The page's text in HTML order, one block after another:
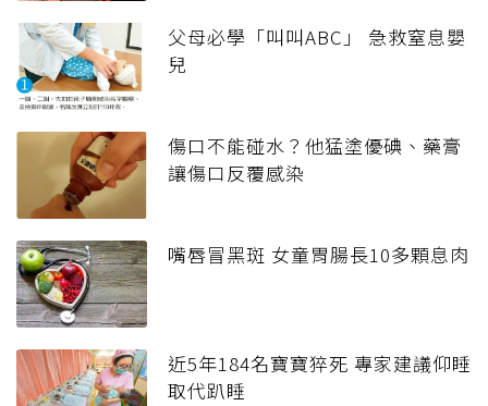
父母必學「叫叫ABC」 急救窒息嬰
兒
傷口不能碰水？他猛塗優碘、藥膏
讓傷口反覆感染
嘴唇冒黑斑 女童胃腸長10多顆息肉
近5年184名寶寶猝死 專家建議仰睡
取代趴睡